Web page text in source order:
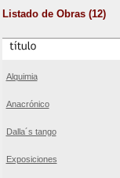
Listado de Obras (12)
Alquimia
Anacrónico
Dalla´s tango
Exposiciones